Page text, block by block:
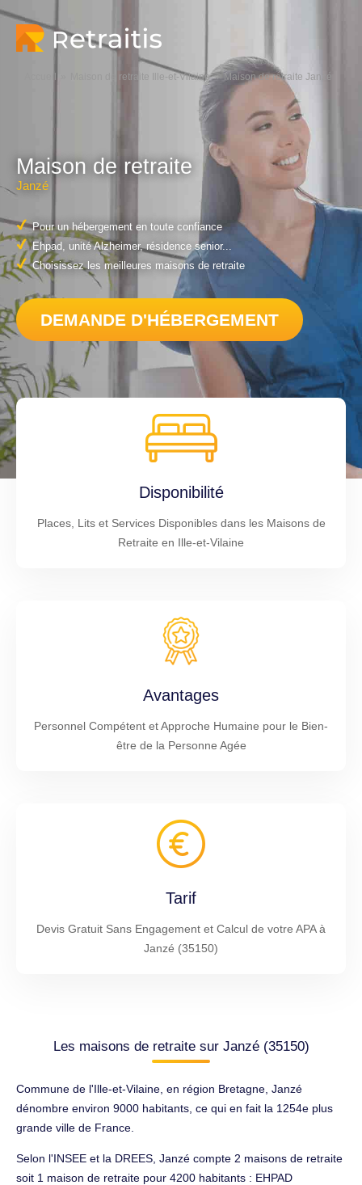
Maison de retraite Ille-et-Vilaine Maison de retraite Janzé
Maison de retraite
Janzé
Pour un hébergement en toute confiance
Ehpad, unité Alzheimer, résidence senior...
Choisissez les meilleures maisons de retraite
DEMANDE D'HÉBERGEMENT
Disponibilité
Places, Lits et Services Disponibles dans les Maisons de
Retraite en Ille-et-Vilaine
Avantages
Personnel Compétent et Approche Humaine pour le Bien-
être de la Personne Agée
Tarif
Devis Gratuit Sans Engagement et Calcul de votre APA à
Janzé (35150)
Les maisons de retraite sur Janzé (35150)
Commune de l'Ille-et-Vilaine, en région Bretagne, Janzé
dénombre environ 9000 habitants, ce qui en fait la 1254e plus
grande ville de France.
Selon l'INSEE et la DREES, Janzé compte 2 maisons de retraite
soit 1 maison de retraite pour 4200 habitants : EHPAD